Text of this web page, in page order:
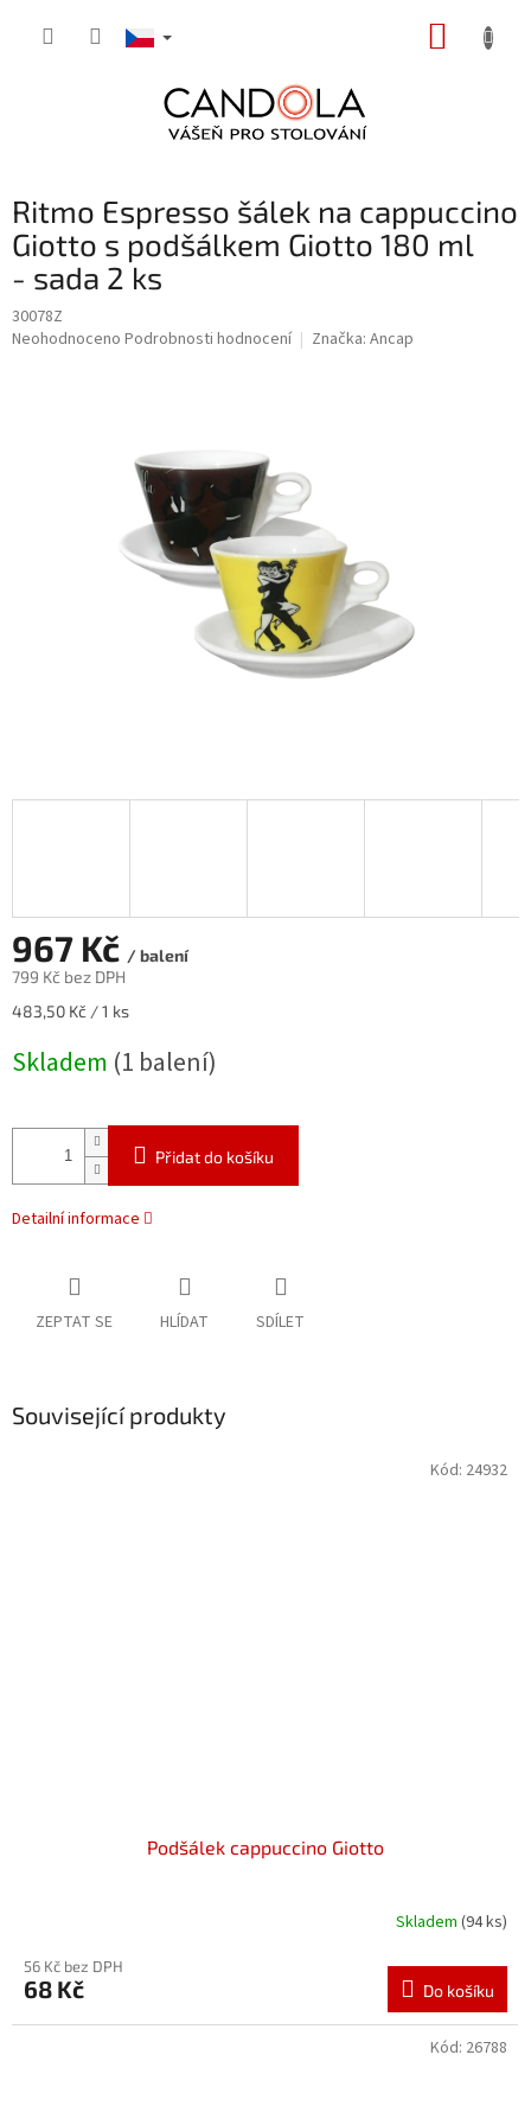
Ritmo Espresso šálek na cappuccino
Giotto s podšálkem Giotto 180 ml
- sada 2 ks
30078Z
Průměrné
Neohodnoceno Podrobnosti hodnocení Značka: Ancap
967 Kč / balení
799 Kč bez DPH
Měrná
483,50 Kč / 1 ks
Skladem (1 balení)
Přidat do košíku
Detailní informace
ZEPTAT SE HLÍDAT SDÍLET
Související produkty
Podšálek cappuccino Giotto
Skladem (94 ks)
56 Kč bez DPH
68 Kč Do košíku
Kód: 24932
Kód: 26788